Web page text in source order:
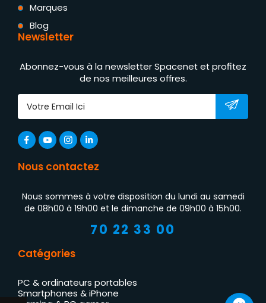
Marques
Blog
Newsletter
Abonnez-vous à la newsletter Spacenet et profitez
de nos meilleures offres.
Nous contactez
Nous sommes à votre disposition du lundi au samedi
de 08h00 à 19h00 et le dimanche de 09h00 à 15h00.
70 22 33 00
Catégories
PC & ordinateurs portables
Smartphones & iPhone